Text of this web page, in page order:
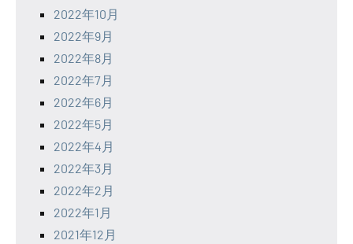
2022年10月
2022年9月
2022年8月
2022年7月
2022年6月
2022年5月
2022年4月
2022年3月
2022年2月
2022年1月
2021年12月